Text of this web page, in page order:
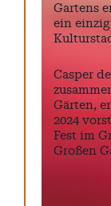
Gartens
ein
Casper
Gärten,
2024
Fest im
Großen